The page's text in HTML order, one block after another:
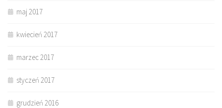
maj 2017
kwiecień 2017
marzec 2017
styczeń 2017
grudzień 2016